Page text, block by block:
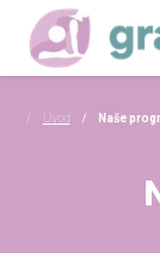
Úvod Naše